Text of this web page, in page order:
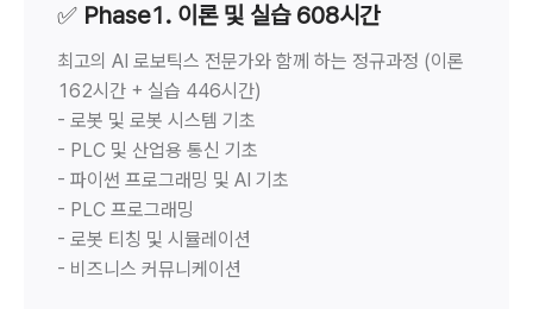
✅ Phase1. 이론 및 실습 608시간
최고의 AI 로보틱스 전문가와 함께 하는 정규과정 (이론
162시간 + 실습 446시간)
- 로봇 및 로봇 시스템 기초
- PLC 및 산업용 통신 기초
- 파이썬 프로그래밍 및 AI 기초
- PLC 프로그래밍
- 로봇 티칭 및 시뮬레이션
- 비즈니스 커뮤니케이션